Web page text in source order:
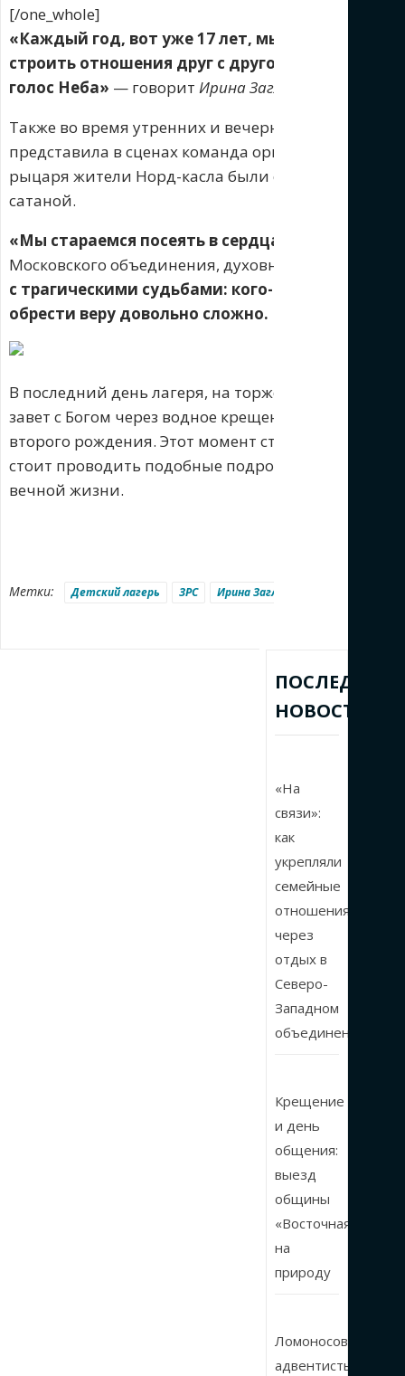
[/one_whole]
«Каждый год, вот уже 17 лет, мы с нашей
строить отношения друг с другом, учились
голос Неба» — говорит Ирина Загладкина
Также во время утренних и вечерних
представила в сценах команда организаторов.
рыцаря жители Норд-касла были спасены. Это
сатаной.
«Мы стараемся посеять в сердца ребят
Московского объединения, духовный наставник
с трагическими судьбами: кого-то
обрести веру довольно сложно. Поэтому мы
В последний день лагеря, на торжественном
завет с Богом через водное крещение. Они
второго рождения. Этот момент стал
стоит проводить подобные подростковые
вечной жизни.
Метки: Детский лагерь ЗРС Ирина Загладкина
ПОСЛЕДНИЕ
НОВОСТИ
«На
связи»:
как
укрепляли
семейные
отношения
через
отдых в
Северо-
Западном
объединении
Крещение
и день
общения:
выезд
общины
«Восточная»
на
природу
Ломоносовские
адвентисты